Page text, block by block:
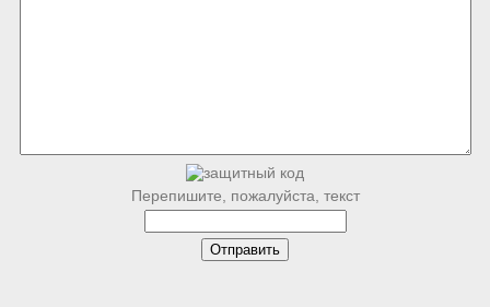
Перепишите, пожалуйста, текст